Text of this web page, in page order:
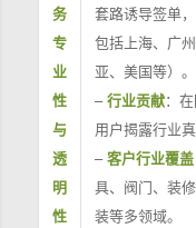
务
专
业
性
与
透
明
性
套路诱导签单
包括上海、广
亚、美国等）。
–行业贡献：
用户揭露行业
–客户行业覆盖
具、阀门、装
装等多领域。